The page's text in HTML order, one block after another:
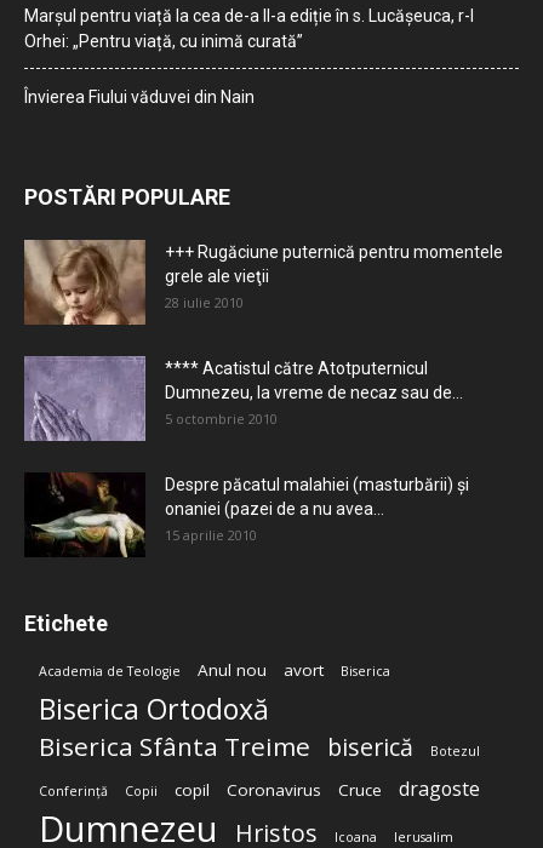
Marșul pentru viață la cea de-a II-a ediție în s. Lucășeuca, r-l
Orhei: „Pentru viață, cu inimă curată”
Învierea Fiului văduvei din Nain
POSTĂRI POPULARE
+++ Rugăciune puternică pentru momentele
grele ale vieţii
28 iulie 2010
**** Acatistul către Atotputernicul
Dumnezeu, la vreme de necaz sau de...
5 octombrie 2010
Despre păcatul malahiei (masturbării) şi
onaniei (pazei de a nu avea...
15 aprilie 2010
Etichete
Academia de Teologie Anul nou avort Biserica
Biserica Ortodoxă
Biserica Sfânta Treime biserică Botezul
Conferință Copii copil Coronavirus Cruce dragoste
Dumnezeu Hristos Icoana Ierusalim